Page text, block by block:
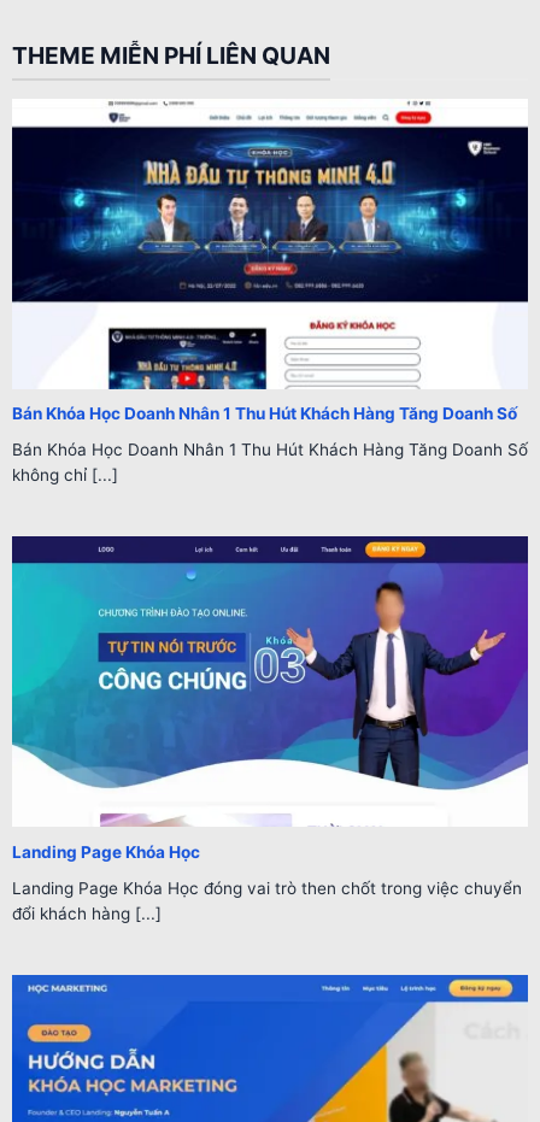
THEME MIỄN PHÍ LIÊN QUAN
Bán Khóa Học Doanh Nhân 1 Thu Hút Khách Hàng Tăng Doanh Số
Bán Khóa Học Doanh Nhân 1 Thu Hút Khách Hàng Tăng Doanh Số
không chỉ [...]
Landing Page Khóa Học
Landing Page Khóa Học đóng vai trò then chốt trong việc chuyển
đổi khách hàng [...]